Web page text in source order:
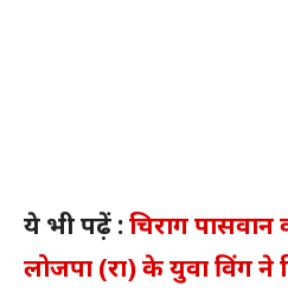
ये भी पढ़ें :चिराग
लोजपा (रा) के युवा विंग ने